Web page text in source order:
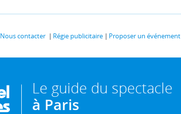
Nous contacter Régie publicitaire Proposer un événement
Le guide du spectacle
à Paris